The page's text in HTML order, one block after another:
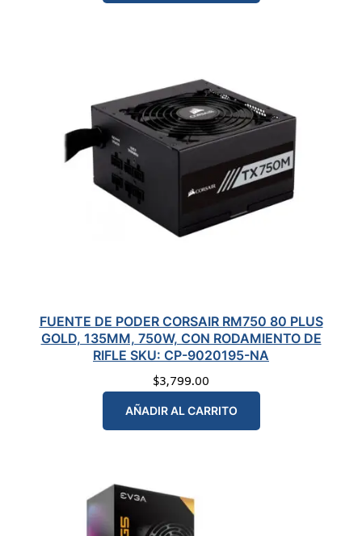
FUENTE DE PODER CORSAIR RM750 80 PLUS
GOLD, 135MM, 750W, CON RODAMIENTO DE
RIFLE SKU: CP-9020195-NA
$3,799.00
AÑADIR AL CARRITO